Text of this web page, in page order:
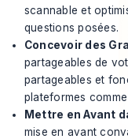
scannable et
questions posées.
Concevoir des
partageables de
partageables et
plateformes
Mettre en Avant
mise en avant